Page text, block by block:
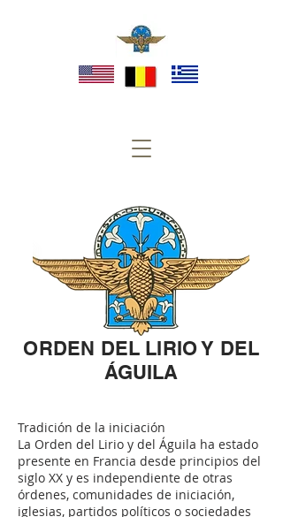
ORDEN DEL LIRIO Y DEL
ÁGUILA
Tradición de la iniciación
La Orden del Lirio y del Águila ha estado
presente en Francia desde principios del
siglo XX y es independiente de otras
órdenes, comunidades de iniciación,
iglesias, partidos políticos o sociedades